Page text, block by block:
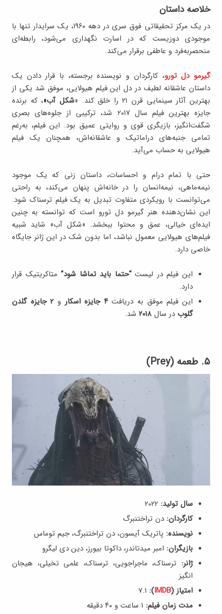
خلاصه داستان
در یک مرکز تحقیقاتی فوق سری در دهه ۱۹۶۰، یک سرایدار تنها با
موجودی دوزیست که در اسارت نگهداری می‌شود، رابطه‌ای
منحصربه‌فرد و عاطفی برقرار می‌کند.
گیرمو دل تورو، کارگردان و نویسنده برجسته، با قرار دادن یک
داستان عاشقانه لطیف در دل این فیلم هیولایی، موفق شد یکی از
بهترین آثار سینمایی قرن ۲۱ را خلق کند. «
شکل آب»، که برنده
جایزه بهترین فیلم سال ۲۰۱۷ شد، ترکیبی از جلوه‌های بصری
شگفت‌انگیز، بازیگری قوی و روایتی عمیق بود. این فیلم، به‌رغم
تمامی جنبه‌های دراماتیک و عاشقانه‌اش، همچنان یک فیلم
هیولایی به حساب می‌آید.
حتی با تمام درام و احساسات، داستان زنی که یک موجود
نیمه‌ماهی، نیمه‌انسان را در خانه‌اش پنهان می‌کند، به راحتی
می‌توانست با رویکردی متفاوت تبدیل به یک فیلم ترسناک شود.
این نشان‌دهنده هنر گیرمو دل تورو است که توانسته به چنین
ایده‌ای خیالی، عمق و محتوا ببخشد. «شکل آب» شاید شبیه
فیلم‌های هیولایی معمول نباشد، اما بدون شک در این ژانر جایگاه
خاصی دارد.
این فیلم در لیست“حتما باید تماشا شود”متاکریتیک قرار
دارد.
این فیلم موفق به دریافت۴ جایزه اسکار و
2 جایزه گلدن
گلوب در سال ۲۰۱۸ شد.
۵. طعمه (Prey)
سال تولید:
کارگردان: دن تراختنبرگ
نویسنده: پاتریک آیسون، دن تراختنبرگ، جیم توماس
بازیگران: امبر میدتاندر، داکوتا بیورز، دین دی لیگرو
ژانر: ترسناک، ماجراجویی، ترسناک، علمی تخیلی، هیجان
انگیز
امتیاز (IMDB
):
مدت زمان فیلم: